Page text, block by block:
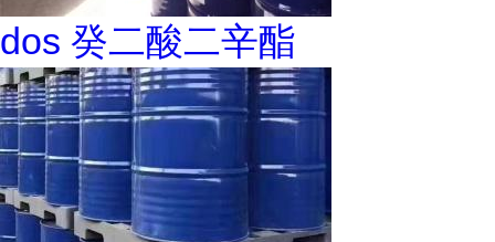
dos 癸二酸二辛酯